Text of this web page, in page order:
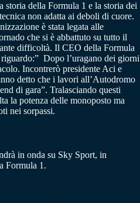
della Formula 1 e la storia dei
non adatta ai deboli di cuore.
è stata legata alle
che si è abbattuto su tutto il
difficoltà. Il CEO della Formula
Dopo l’uragano dei giorni
Incontrerò presidente Aci e
detto che i lavori all’Autodromo
di gara”. Tralasciando questi
la potenza delle monoposto ma
nei sorpassi.
in onda su Sky Sport, in
Formula 1.